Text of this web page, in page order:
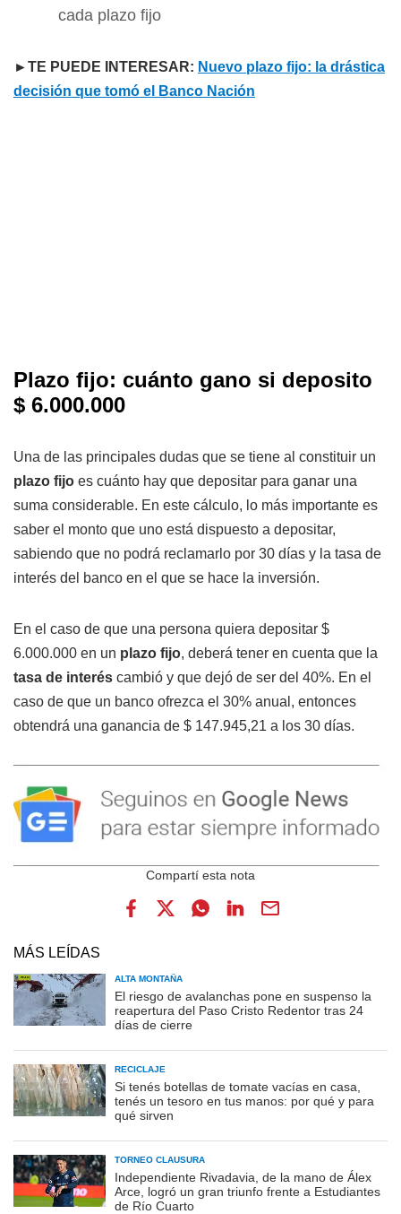
cada plazo fijo
►TE PUEDE INTERESAR: Nuevo plazo fijo: la drástica
decisión que tomó el Banco Nación
Plazo fijo: cuánto gano si deposito
$ 6.000.000
Una de las principales dudas que se tiene al constituir un
plazo fijo es cuánto hay que depositar para ganar una
suma considerable. En este cálculo, lo más importante es
saber el monto que uno está dispuesto a depositar,
sabiendo que no podrá reclamarlo por 30 días y la tasa de
interés del banco en el que se hace la inversión.
En el caso de que una persona quiera depositar $
6.000.000 en un plazo fijo, deberá tener en cuenta que la
tasa de interés cambió y que dejó de ser del 40%. En el
caso de que un banco ofrezca el 30% anual, entonces
obtendrá una ganancia de $ 147.945,21 a los 30 días.
MÁS LEÍDAS
ALTA MONTAÑA
El riesgo de avalanchas pone en suspenso la
reapertura del Paso Cristo Redentor tras 24
días de cierre
RECICLAJE
Si tenés botellas de tomate vacías en casa,
tenés un tesoro en tus manos: por qué y para
qué sirven
TORNEO CLAUSURA
Independiente Rivadavia, de la mano de Álex
Arce, logró un gran triunfo frente a Estudiantes
de Río Cuarto